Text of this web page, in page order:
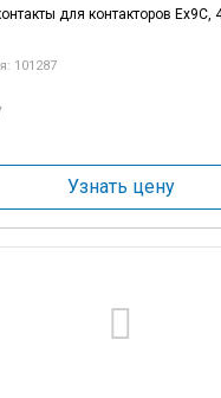
для контакторов
101287
Узнать цену